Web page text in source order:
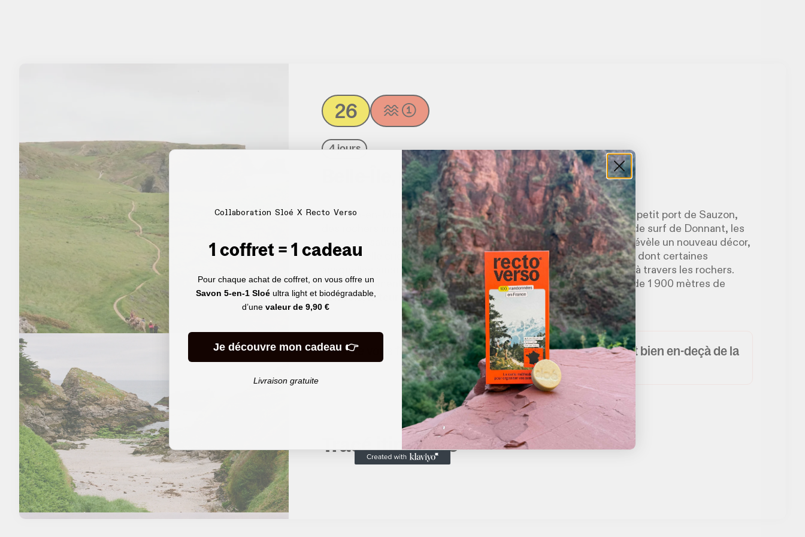
26
4 jours
Belle-Île, perle de l’Atlantique
Belle-Île-en-Mer porte bien son nom. Depuis le bourg du Palais au petit port de Sauzon,
des rochers impressionnants de la pointe des Poulains aux spots de surf de Donnant, les
paysages sauvages s'enchaînent. Chaque pointe, chaque falaise révèle un nouveau décor,
une nouvelle crique. Les plages aux eaux turquoise se succèdent, dont certaines
auxquelles aucun chemin ne mène – à part parfois une cordelette à travers les rochers.
L’émerveillement est permanent, et la grimpette aussi : avec plus de 1 900 mètres de
dénivelé, le tour de Belle-Île est plus exigeant qu’il n’y paraît !
⚠️ Ne vous fiez pas au dénivelé estimé par Komoot, il est bien en-deçà de la
réalité
Tracé itinéraire
Collaboration Sloé X Recto Verso
1 coffret = 1 cadeau
Pour chaque achat de coffret, on vous offre un
Savon 5-en-1 Sloéultra light et biodégradable,
d’une valeur de 9,90 €
Je découvre mon cadeau 👉
Livraison gratuite